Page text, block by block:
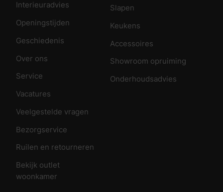
Interieuradvies
Openingstijden
Geschiedenis
Over ons
Service
Vacatures
Veelgestelde vragen
Bezorgservice
Ruilen en retourneren
Bekijk outlet
woonkamer
Slapen
Keukens
Accessoires
Showroom opruiming
Onderhoudsadvies